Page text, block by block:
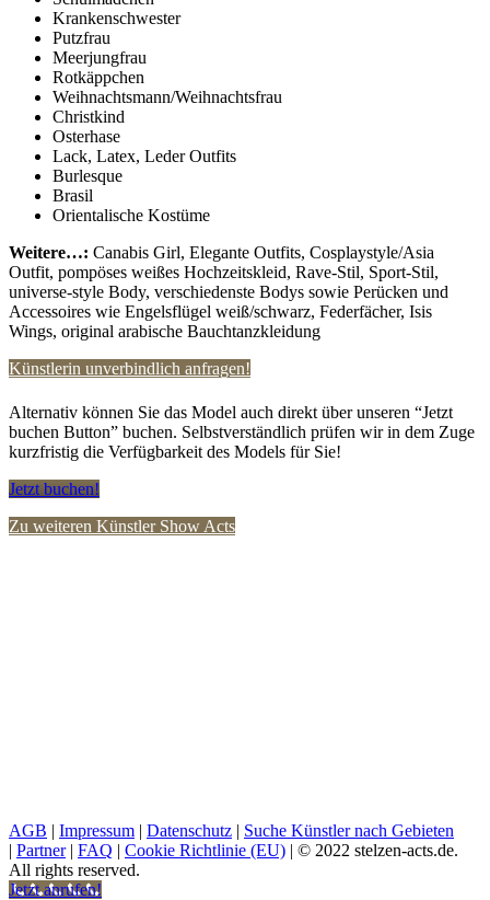
Krankenschwester
Putzfrau
Meerjungfrau
Rotkäppchen
Weihnachtsmann/Weihnachtsfrau
Christkind
Osterhase
Lack, Latex, Leder Outfits
Burlesque
Brasil
Orientalische Kostüme
Weitere…: Canabis Girl, Elegante Outfits, Cosplaystyle/Asia
Outfit, pompöses weißes Hochzeitskleid, Rave-Stil, Sport-Stil,
universe-style Body, verschiedenste Bodys sowie Perücken und
Accessoires wie Engelsflügel weiß/schwarz, Federfächer, Isis
Wings, original arabische Bauchtanzkleidung
Künstlerin unverbindlich anfragen!
Alternativ können Sie das Model auch direkt über unseren “Jetzt
buchen Button” buchen. Selbstverständlich prüfen wir in dem Zuge
kurzfristig die Verfügbarkeit des Models für Sie!
Jetzt buchen!
Zu weiteren Künstler Show Acts
AGB | Impressum | Datenschutz | Suche Künstler nach Gebieten
| Partner| FAQ | Cookie Richtlinie (EU) | © 2022 stelzen-acts.de.
All rights reserved.
Jetzt anrufen!